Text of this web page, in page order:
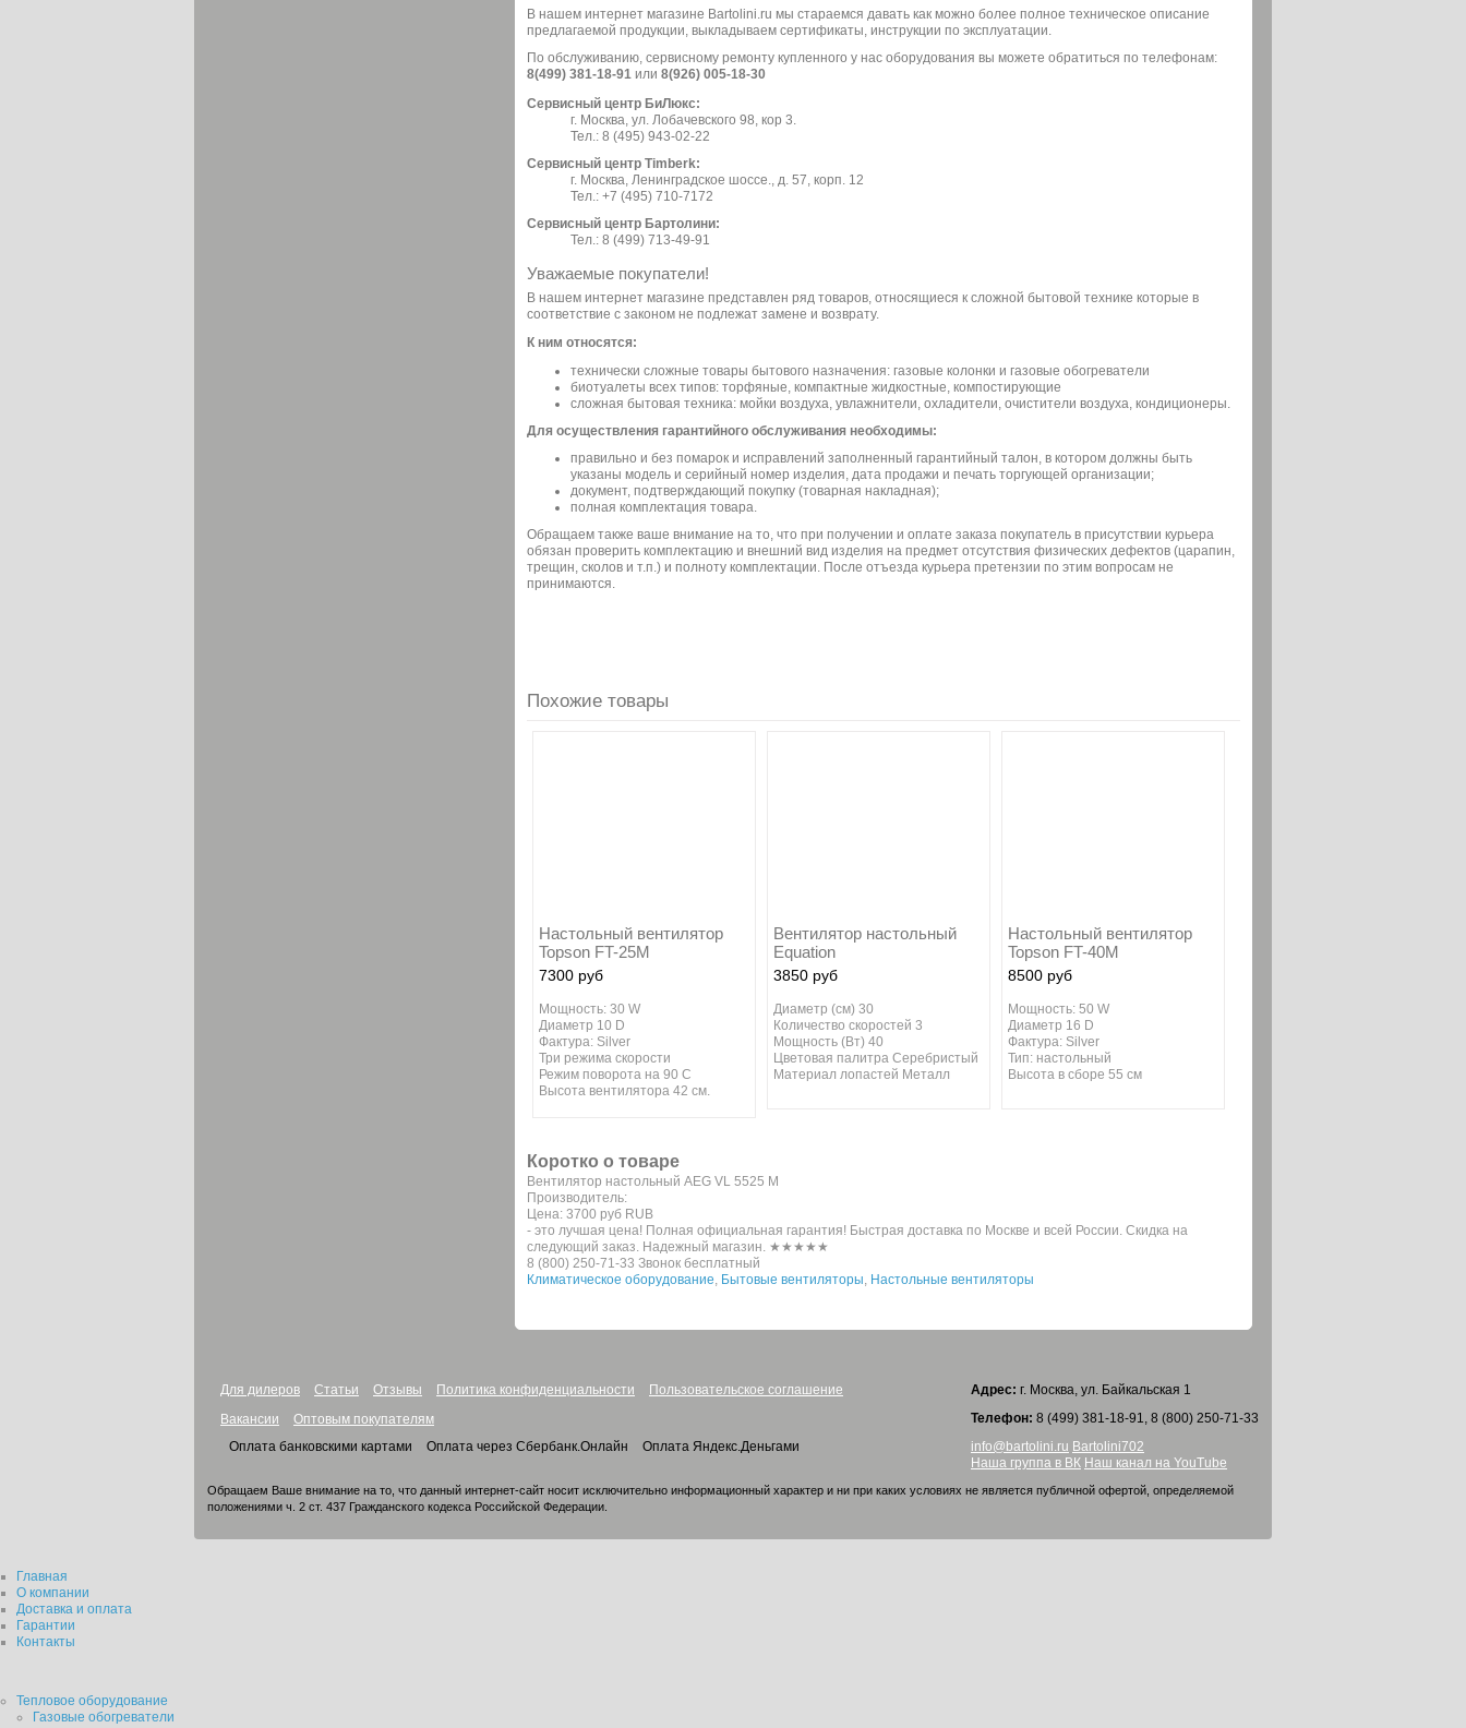
В нашем интернет магазине Bartolini.ru мы стараемся давать как можно более полное техническое описание
предлагаемой продукции, выкладываем сертификаты, инструкции по эксплуатации.
По обслуживанию, сервисному ремонту купленного у нас оборудования вы можете обратиться по телефонам:
8(499) 381-18-91 или 8(926) 005-18-30
Сервисный центр БиЛюкс:
г. Москва, ул. Лобачевского 98, кор 3.
Тел.: 8 (495) 943-02-22
Сервисный центр Timberk:
г. Москва, Ленинградское шоссе., д. 57, корп. 12
Тел.: +7 (495) 710-7172
Сервисный центр Бартолини:
Тел.: 8 (499) 713-49-91
Уважаемые покупатели!
В нашем интернет магазине представлен ряд товаров, относящиеся к сложной бытовой технике которые в
соответствие с законом не подлежат замене и возврату.
К ним относятся:
технически сложные товары бытового назначения: газовые колонки и газовые обогреватели
биотуалеты всех типов: торфяные, компактные жидкостные, компостирующие
сложная бытовая техника: мойки воздуха, увлажнители, охладители, очистители воздуха, кондиционеры.
Для осуществления гарантийного обслуживания необходимы:
правильно и без помарок и исправлений заполненный гарантийный талон, в котором должны быть
указаны модель и серийный номер изделия, дата продажи и печать торгующей организации;
документ, подтверждающий покупку (товарная накладная);
полная комплектация товара.
Обращаем также ваше внимание на то, что при получении и оплате заказа покупатель в присутствии курьера
обязан проверить комплектацию и внешний вид изделия на предмет отсутствия физических дефектов (царапин,
трещин, сколов и т.п.) и полноту комплектации. После отъезда курьера претензии по этим вопросам не
принимаются.
Похожие товары
Настольный вентилятор
Topson FT-25M
7300 руб
Мощность: 30 W
Диаметр 10 D
Фактура: Silver
Три режима скорости
Режим поворота на 90 С
Высота вентилятора 42 см.
Вентилятор настольный
Equation
3850 руб
Диаметр (см) 30
Количество скоростей 3
Мощность (Вт) 40
Цветовая палитра Серебристый
Материал лопастей Металл
Настольный вентилятор
Topson FT-40M
8500 руб
Мощность: 50 W
Диаметр 16 D
Фактура: Silver
Тип: настольный
Высота в сборе 55 см
Коротко о товаре
Вентилятор настольный AEG VL 5525 M
Производитель:
Цена: 3700 руб RUB
- это лучшая цена! Полная официальная гарантия! Быстрая доставка по Москве и всей России. Скидка на
следующий заказ. Надежный магазин. ★★★★★
8 (800) 250-71-33 Звонок бесплатный
Климатическое оборудование, Бытовые вентиляторы, Настольные вентиляторы
Для дилеров Статьи Отзывы Политика конфиденциальности
Пользовательское соглашение
Вакансии
Оптовым покупателям
Оплата банковскими картами
Оплата через Сбербанк.Онлайн Оплата Яндекс.Деньгами
Адрес: г. Москва, ул. Байкальская 1
Телефон: 8 (499) 381-18-91, 8 (800) 250-71-33
info@bartolini.ru Bartolini702
Наша группа в ВК Наш канал на YouTube
Обращаем Ваше внимание на то, что данный интернет-сайт носит исключительно информационный характер и ни при каких условиях не является публичной офертой, определяемой
положениями ч. 2 ст. 437 Гражданского кодекса Российской Федерации.
Главная
О компании
Доставка и оплата
Гарантии
Контакты
Тепловое оборудование
Газовые обогреватели